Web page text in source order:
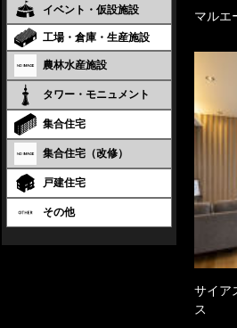
イベント・仮設施設
工場・倉庫・生産施設
農林水産施設
タワー・モニュメント
集合住宅
集合住宅（改修）
戸建住宅
その他
マルエ
サイア
ス